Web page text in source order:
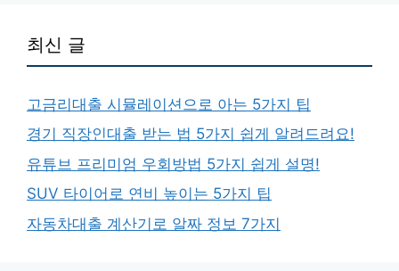
최신 글
고금리대출 시뮬레이션으로 아는 5가지 팁
경기 직장인대출 받는 법 5가지 쉽게 알려드려요!
유튜브 프리미엄 우회방법 5가지 쉽게 설명!
SUV 타이어로 연비 높이는 5가지 팁
자동차대출 계산기로 알짜 정보 7가지